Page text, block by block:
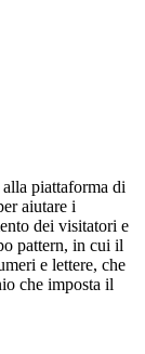
piattaforma di
aiutare i
dei visitatori e
pattern, in cui il
e lettere, che
che imposta il